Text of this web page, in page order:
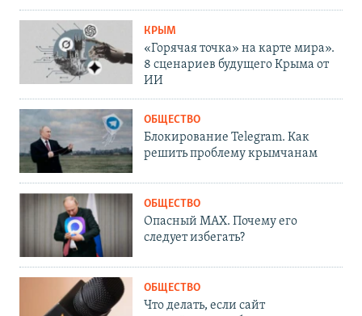
КРЫМ
«Горячая точка» на карте мира».
8 сценариев будущего Крыма от
ИИ
ОБЩЕСТВО
Блокирование Telegram. Как
решить проблему крымчанам
ОБЩЕСТВО
Опасный MAX. Почему его
следует избегать?
ОБЩЕСТВО
Что делать, если сайт